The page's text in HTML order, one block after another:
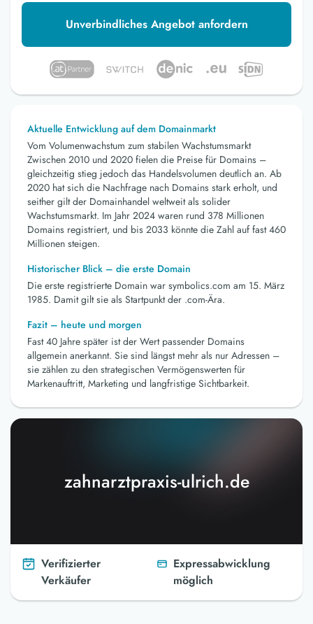
zahnarztpraxis-ulrich.de
Verifizierter
Verkäufer
Expressabwicklung
möglich
Unverbindliches Angebot anfordern
Aktuelle Entwicklung auf dem Domainmarkt
Vom Volumenwachstum zum stabilen Wachstumsmarkt
Zwischen 2010 und 2020 fielen die Preise für Domains –
gleichzeitig stieg jedoch das Handelsvolumen deutlich an. Ab
2020 hat sich die Nachfrage nach Domains stark erholt, und
seither gilt der Domainhandel weltweit als solider
Wachstumsmarkt. Im Jahr 2024 waren rund 378 Millionen
Domains registriert, und bis 2033 könnte die Zahl auf fast 460
Millionen steigen.
Historischer Blick – die erste Domain
Die erste registrierte Domain war symbolics.com am 15. März
1985. Damit gilt sie als Startpunkt der .com-Ära.
Fazit – heute und morgen
Fast 40 Jahre später ist der Wert passender Domains
allgemein anerkannt. Sie sind längst mehr als nur Adressen –
sie zählen zu den strategischen Vermögenswerten für
Markenauftritt, Marketing und langfristige Sichtbarkeit.